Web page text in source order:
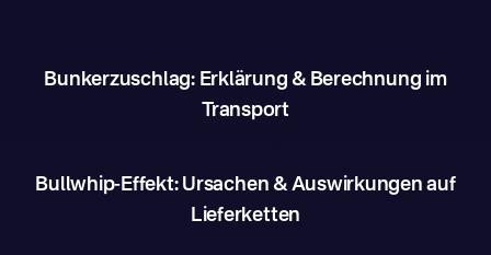
Bunkerzuschlag: Erklärung & Berechnung im
Transport
Bullwhip-Effekt: Ursachen & Auswirkungen auf
Lieferketten